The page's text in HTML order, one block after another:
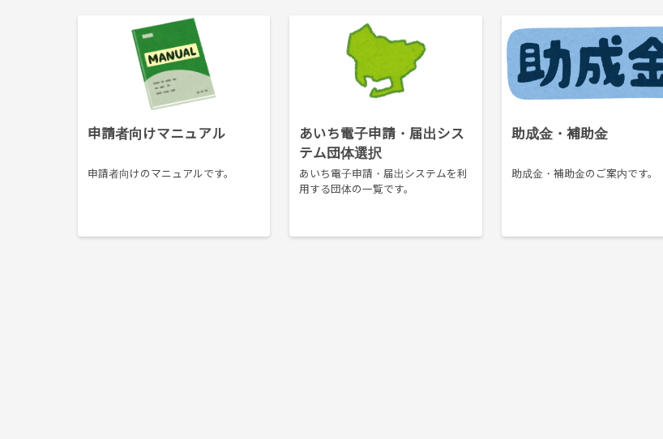
申請者向けマニュアル
申請者向けのマニュアルです。
あいち電子申請・届出シス
テム団体選択
あいち電子申請・届出システムを利
用する団体の一覧です。
助成金・補助金
助成金・補助金のご案内です。